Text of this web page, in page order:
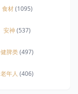
食材(1095)
安神(537)
健脾类(497)
老年人 (406)